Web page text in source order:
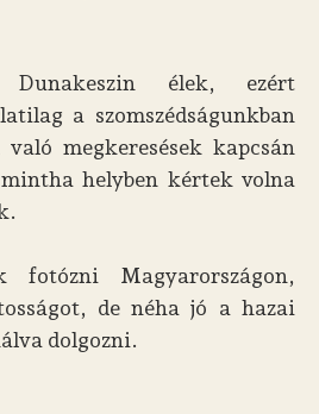
Dunakeszin élek, ezért
a szomszédságunkban
megkeresések kapcsán
helyben kértek volna
fotózni Magyarországon,
de néha jó a hazai
dolgozni.